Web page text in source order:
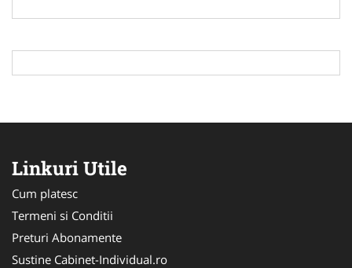
Linkuri Utile
Cum platesc
Termeni si Conditii
Preturi Abonamente
Sustine Cabinet-Individual.ro